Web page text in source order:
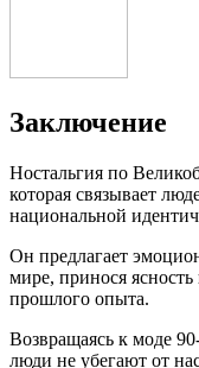
Заключение
Ностальгия по
которая связывает
национальной
Он предлагает
мире, принося
прошлого опыта.
Возвращаясь к моде
люди не убегают от